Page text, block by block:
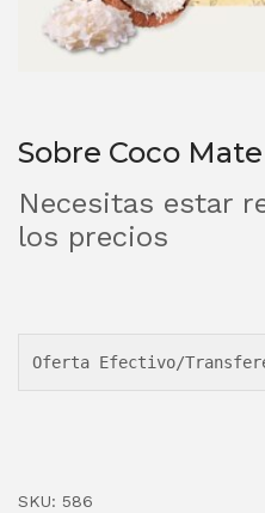
Sobre Coco Mate
Necesitas estar
los precios
Oferta Efectivo/
SKU: 586